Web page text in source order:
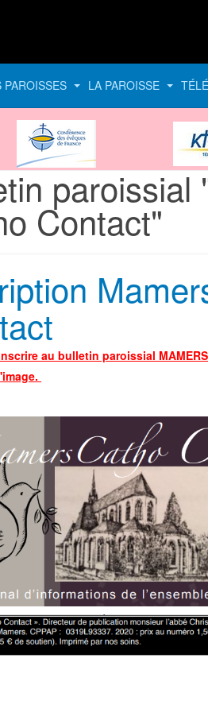
PAROISSES LA PAROISSE
paroissial
Contact"
au bulletin paroissial MAMERS